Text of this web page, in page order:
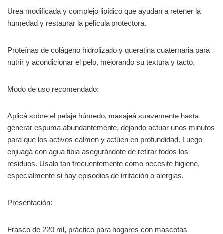
Urea modificada y complejo lipídico que ayudan a retener la
humedad y restaurar la película protectora.
Proteínas de colágeno hidrolizado y queratina cuaternaria para
nutrir y acondicionar el pelo, mejorando su textura y tacto.
Modo de uso recomendado:
Aplicá sobre el pelaje húmedo, masajeá suavemente hasta
generar espuma abundantemente, dejando actuar unos minutos
para que los activos calmen y actúen en profundidad. Luego
enjuagá con agua tibia asegurándote de retirar todos los
residuos. Usalo tan frecuentemente como necesite higiene,
especialmente si hay episodios de irritación o alergias.
Presentación:
Frasco de 220 ml, práctico para hogares con mascotas